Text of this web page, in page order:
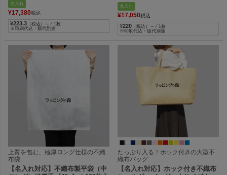
名入れ
¥17,380税込
¥223.3 （税込）～ ⁄ 1枚
※印刷代込・版代別途
外寸：W390×H310×D130mm
名入れ
¥17,050税込
¥220 （税込）～ ⁄ 1枚
※印刷代込・版代別途
上質を包む、極厚ロング仕様の不織
布袋
【名入れ対応】不織布製平袋（中
たっぷり入る！ホック付きの大型不
織布バッグ
【名入れ対応】ホック付き不織布